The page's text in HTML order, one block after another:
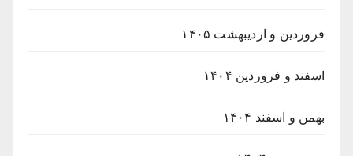
فروردین و اردیبهشت ۱۴۰۵
اسفند و فروردین ۱۴۰۴
بهمن و اسفند ۱۴۰۴